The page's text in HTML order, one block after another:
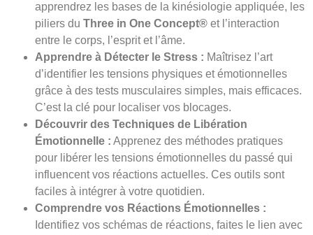
apprendrez les bases de la kinésiologie appliquée, les
piliers du Three in One Concept® et l’interaction
entre le corps, l’esprit et l’âme.
Apprendre à Détecter le Stress : Maîtrisez l’art
d’identifier les tensions physiques et émotionnelles
grâce à des tests musculaires simples, mais efficaces.
C’est la clé pour localiser vos blocages.
Découvrir des Techniques de Libération
Émotionnelle : Apprenez des méthodes pratiques
pour libérer les tensions émotionnelles du passé qui
influencent vos réactions actuelles. Ces outils sont
faciles à intégrer à votre quotidien.
Comprendre vos Réactions Émotionnelles :
Identifiez vos schémas de réactions, faites le lien avec